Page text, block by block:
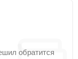
обратится